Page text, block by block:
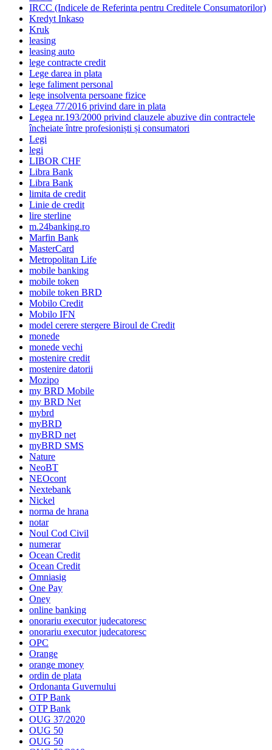
IRCC (Indicele de Referinta pentru Creditele Consumatorilor)
Kredyt Inkaso
Kruk
leasing
leasing auto
lege contracte credit
Lege darea in plata
lege faliment personal
lege insolventa persoane fizice
Legea 77/2016 privind dare in plata
Legea nr.193/2000 privind clauzele abuzive din contractele
încheiate între profesioniști și consumatori
Legi
legi
LIBOR CHF
Libra Bank
Libra Bank
limita de credit
Linie de credit
lire sterline
m.24banking.ro
Marfin Bank
MasterCard
Metropolitan Life
mobile banking
mobile token
mobile token BRD
Mobilo Credit
Mobilo IFN
model cerere stergere Biroul de Credit
monede
monede vechi
mostenire credit
mostenire datorii
Mozipo
my BRD Mobile
my BRD Net
mybrd
myBRD
myBRD net
myBRD SMS
Nature
NeoBT
NEOcont
Nextebank
Nickel
norma de hrana
notar
Noul Cod Civil
numerar
Ocean Credit
Ocean Credit
Omniasig
One Pay
Oney
online banking
onorariu executor judecatoresc
onorariu executor judecatoresc
OPC
Orange
orange money
ordin de plata
Ordonanta Guvernului
OTP Bank
OTP Bank
OUG 37/2020
OUG 50
OUG 50